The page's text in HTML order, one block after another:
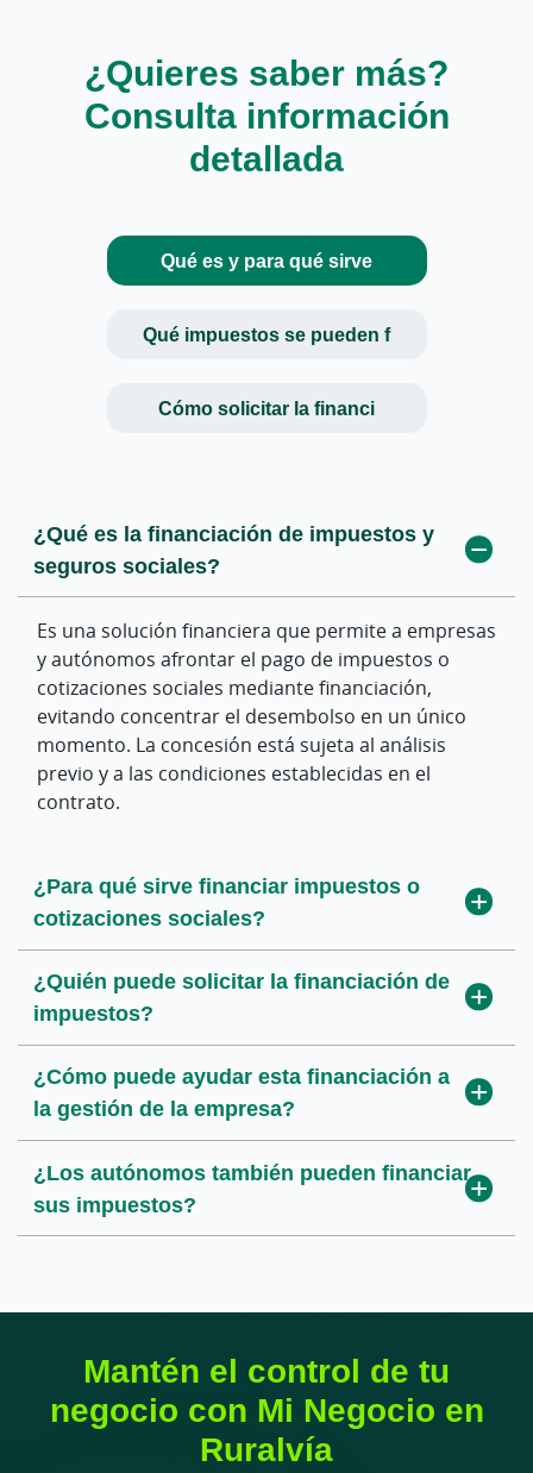
¿Quieres saber más?
Consulta información
detallada
Qué es y para qué sirve
Qué impuestos se pueden f
Cómo solicitar la financi
¿Qué es la financiación de impuestos y
seguros sociales?
Es una solución financiera que permite a empresas
y autónomos afrontar el pago de impuestos o
cotizaciones sociales mediante financiación,
evitando concentrar el desembolso en un único
momento. La concesión está sujeta al análisis
previo y a las condiciones establecidas en el
contrato.
¿Para qué sirve financiar impuestos o
cotizaciones sociales?
¿Quién puede solicitar la financiación de
impuestos?
¿Cómo puede ayudar esta financiación a
la gestión de la empresa?
¿Los autónomos también pueden financiar
sus impuestos?
¿Qué impuestos se pueden financiar con
este servicio?
Dependiendo de las condiciones del producto, se
pueden financiar obligaciones fiscales como el IVA,
el Impuesto de Sociedades o determinadas
retenciones de IRPF, entre otros pagos tributarios.
¿Se pueden financiar también los seguros
¿Se puede financiar el IVA trimestral?
¿Se puede financiar el pago del Impuesto
de Sociedades?
¿Se puede financiar solo una parte de los
impuestos a pagar?
¿Cómo puedo solicitar la financiación de
impuestos?
Puedes solicitar información a través de tu oficina
o gestor especializado. La entidad estudiará tu
solicitud y, si procede, te ofrecerá una propuesta
de financiación adaptada a tu situación.
¿Qué documentación se necesita para
¿Cuánto tarda la aprobación de la
solicitud?
¿Es lo mismo que aplazar el pago con
Hacienda?
¿Se puede combinar esta financiación con
otros productos financieros?
Mantén el control de tu
negocio con Mi Negocio en
Ruralvía